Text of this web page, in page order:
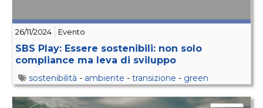
26/11/2024 Evento
SBS Play: Essere sostenibili: non solo
compliance ma leva di sviluppo
sostenibilità - ambiente - transizione - green